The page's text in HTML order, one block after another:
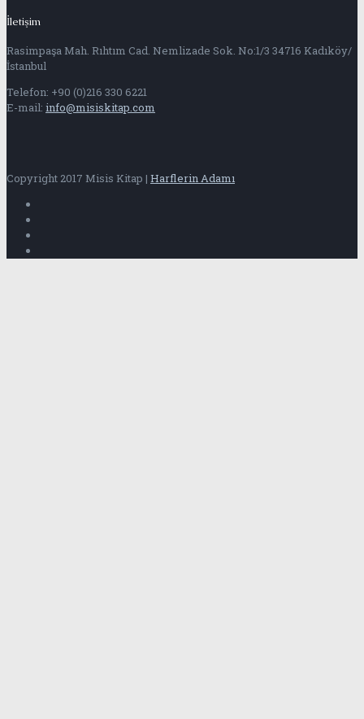
İletişim
Rasimpaşa Mah. Rıhtım Cad. Nemlizade Sok. No:1/3 34716 Kadıköy/
İstanbul
Telefon: +90 (0)216 330 6221
E-mail: info@misiskitap.com
Copyright 2017 Misis Kitap | Harflerin Adamı